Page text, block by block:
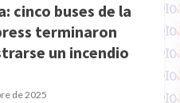
cinco buses de la
terminaron
un incendio
de 2025